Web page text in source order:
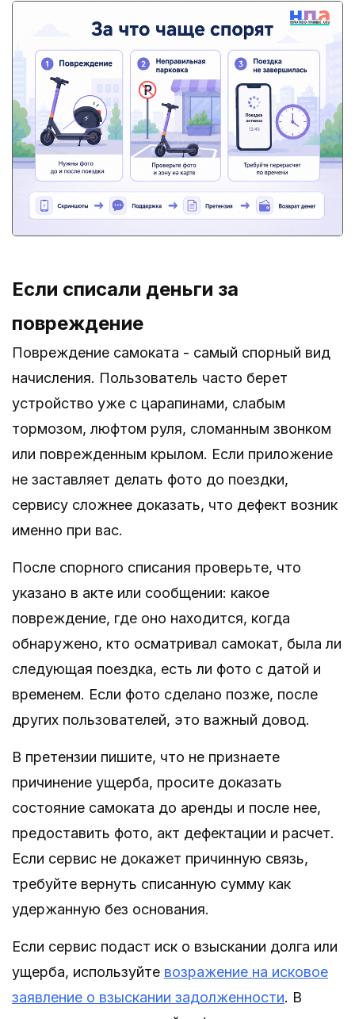
Если списали деньги за
повреждение
Повреждение самоката - самый спорный вид
начисления. Пользователь часто берет
устройство уже с царапинами, слабым
тормозом, люфтом руля, сломанным звонком
или поврежденным крылом. Если приложение
не заставляет делать фото до поездки,
сервису сложнее доказать, что дефект возник
именно при вас.
После спорного списания проверьте, что
указано в акте или сообщении: какое
повреждение, где оно находится, когда
обнаружено, кто осматривал самокат, была ли
следующая поездка, есть ли фото с датой и
временем. Если фото сделано позже, после
других пользователей, это важный довод.
В претензии пишите, что не признаете
причинение ущерба, просите доказать
состояние самоката до аренды и после нее,
предоставить фото, акт дефектации и расчет.
Если сервис не докажет причинную связь,
требуйте вернуть списанную сумму как
удержанную без основания.
Если сервис подаст иск о взыскании долга или
ущерба, используйте возражение на исковое
заявление о взыскании задолженности. В